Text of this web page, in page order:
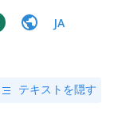
JA
テキストを隠す